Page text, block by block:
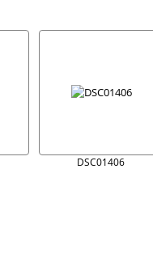
DSC01406